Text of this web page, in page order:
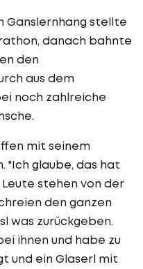
Ganslernhang stellte
danach bahnte
den
aus dem
noch zahlreiche
mit seinem
"Ich glaube, das hat
stehen von der
den ganzen
was zurückgeben.
ihnen und habe zu
und ein Glaserl mit